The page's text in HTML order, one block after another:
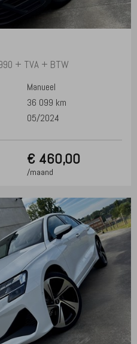
+ TVA + BTW
Manueel
36 099 km
05/2024
€ 460,00
/maand